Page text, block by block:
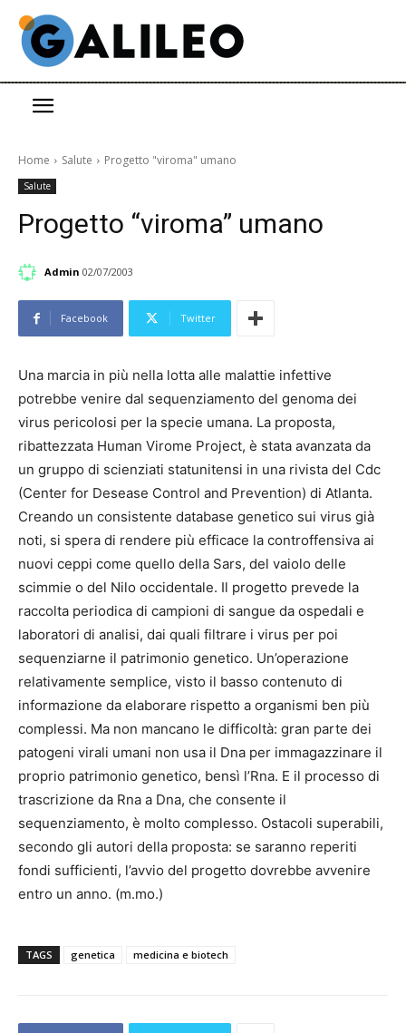
Home Salute Progetto "viroma" umano
Salute
Progetto “viroma” umano
Admin 02/07/2003
Facebook Twitter
Una marcia in più nella lotta alle malattie infettive
potrebbe venire dal sequenziamento del genoma dei
virus pericolosi per la specie umana. La proposta,
ribattezzata Human Virome Project, è stata avanzata da
un gruppo di scienziati statunitensi in una rivista del Cdc
(Center for Desease Control and Prevention) di Atlanta.
Creando un consistente database genetico sui virus già
noti, si spera di rendere più efficace la controffensiva ai
nuovi ceppi come quello della Sars, del vaiolo delle
scimmie o del Nilo occidentale. Il progetto prevede la
raccolta periodica di campioni di sangue da ospedali e
laboratori di analisi, dai quali filtrare i virus per poi
sequenziarne il patrimonio genetico. Un’operazione
relativamente semplice, visto il basso contenuto di
informazione da elaborare rispetto a organismi ben più
complessi. Ma non mancano le difficoltà: gran parte dei
patogeni virali umani non usa il Dna per immagazzinare il
proprio patrimonio genetico, bensì l’Rna. E il processo di
trascrizione da Rna a Dna, che consente il
sequenziamento, è molto complesso. Ostacoli superabili,
secondo gli autori della proposta: se saranno reperiti
fondi sufficienti, l’avvio del progetto dovrebbe avvenire
entro un anno. (m.mo.)
TAGS genetica medicina e biotech